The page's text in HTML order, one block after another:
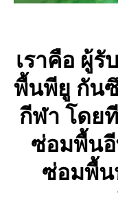
เราคือ ผู้
พื้นพียู กัน
กีฬา โดย
ซ่อมพื้น
ซ่อมพื้น